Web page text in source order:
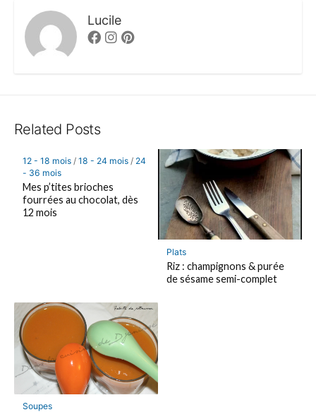
Lucile
FacebookInstagram
Pinterest
Related Posts
12 - 18 mois/ 18 - 24 mois/ 24
- 36 mois
Mes p’tites brioches
fourrées au chocolat, dès
12 mois
Plats
Riz : champignons & purée
de sésame semi-complet
Soupes